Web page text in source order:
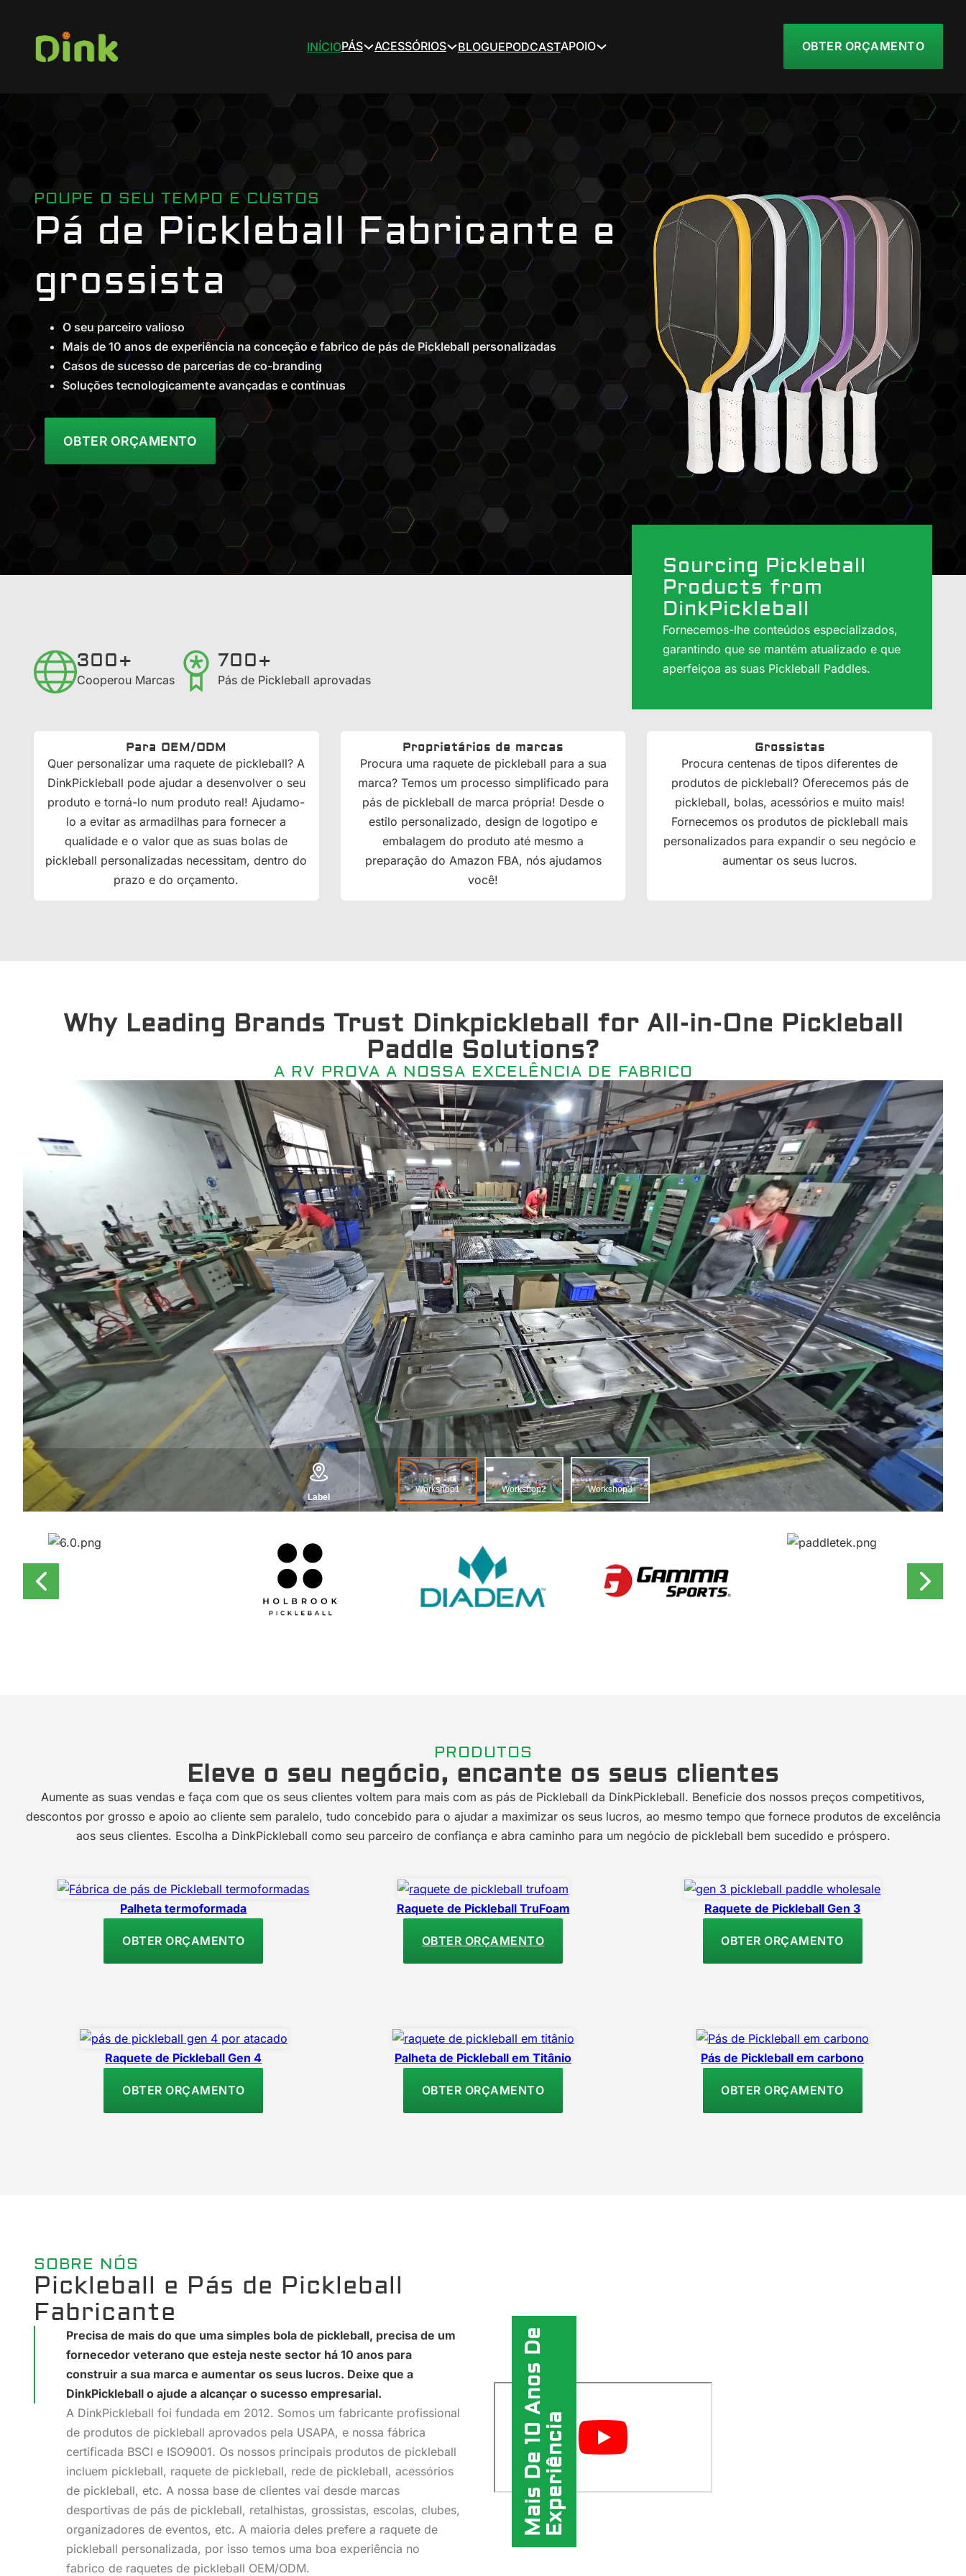
INÍCIOPÁS ACESSÓRIOS BLOGUEPODCASTAPOIO OBTER ORÇAMENTO
POUPE O SEU TEMPO E CUSTOS
Pá de Pickleball Fabricante e
grossista
O seu parceiro valioso
Mais de 10 anos de experiência na conceção e fabrico de pás de Pickleball personalizadas
Casos de sucesso de parcerias de co-branding
Soluções tecnologicamente avançadas e contínuas
OBTER ORÇAMENTO
300+
Cooperou Marcas
700+
Pás de Pickleball aprovadas
Sourcing Pickleball
Products from
DinkPickleball
Fornecemos-lhe conteúdos especializados,
garantindo que se mantém atualizado e que
aperfeiçoa as suas Pickleball Paddles.
Para OEM/ODM
Quer personalizar uma raquete de pickleball? A
DinkPickleball pode ajudar a desenvolver o seu
produto e torná-lo num produto real! Ajudamo-
lo a evitar as armadilhas para fornecer a
qualidade e o valor que as suas bolas de
pickleball personalizadas necessitam, dentro do
prazo e do orçamento.
Proprietários de marcas
Procura uma raquete de pickleball para a sua
marca? Temos um processo simplificado para
pás de pickleball de marca própria! Desde o
estilo personalizado, design de logotipo e
embalagem do produto até mesmo a
preparação do Amazon FBA, nós ajudamos
você!
Grossistas
Procura centenas de tipos diferentes de
produtos de pickleball? Oferecemos pás de
pickleball, bolas, acessórios e muito mais!
Fornecemos os produtos de pickleball mais
personalizados para expandir o seu negócio e
aumentar os seus lucros.
Why Leading Brands Trust Dinkpickleball for All-in-One Pickleball
Paddle Solutions?
A RV PROVA A NOSSA EXCELÊNCIA DE FABRICO
PRODUTOS
Eleve o seu negócio, encante os seus clientes
Aumente as suas vendas e faça com que os seus clientes voltem para mais com as pás de Pickleball da DinkPickleball. Beneficie dos nossos preços competitivos,
descontos por grosso e apoio ao cliente sem paralelo, tudo concebido para o ajudar a maximizar os seus lucros, ao mesmo tempo que fornece produtos de excelência
aos seus clientes. Escolha a DinkPickleball como seu parceiro de confiança e abra caminho para um negócio de pickleball bem sucedido e próspero.
Palheta termoformada
OBTER ORÇAMENTO
Raquete de Pickleball TruFoam
OBTER ORÇAMENTO
Raquete de Pickleball Gen 3
OBTER ORÇAMENTO
Raquete de Pickleball Gen 4
OBTER ORÇAMENTO
Palheta de Pickleball em Titânio
OBTER ORÇAMENTO
Pás de Pickleball em carbono
OBTER ORÇAMENTO
SOBRE NÓS
Pickleball e Pás de Pickleball
Fabricante
Precisa de mais do que uma simples bola de pickleball, precisa de um
fornecedor veterano que esteja neste sector há 10 anos para
construir a sua marca e aumentar os seus lucros. Deixe que a
DinkPickleball o ajude a alcançar o sucesso empresarial.
A DinkPickleball foi fundada em 2012. Somos um fabricante profissional
de produtos de pickleball aprovados pela USAPA, e nossa fábrica
certificada BSCI e ISO9001. Os nossos principais produtos de pickleball
incluem pickleball, raquete de pickleball, rede de pickleball, acessórios
de pickleball, etc. A nossa base de clientes vai desde marcas
desportivas de pás de pickleball, retalhistas, grossistas, escolas, clubes,
organizadores de eventos, etc. A maioria deles prefere a raquete de
pickleball personalizada, por isso temos uma boa experiência no
fabrico de raquetes de pickleball OEM/ODM.
Mais De 10 Anos DeExperiência